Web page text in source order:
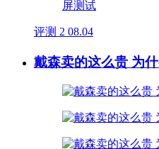
评测 2 08.04
戴森卖的这么贵 为